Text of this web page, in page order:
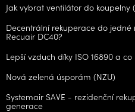
Jak vybrat ventilátor do koupelny
Decentrální rekuperace do jedné
Recuair DC40?
Lepší vzduch díky ISO 16890 a
Nová zelená úsporám (NZU)
Systemair SAVE - rezidenční
generace